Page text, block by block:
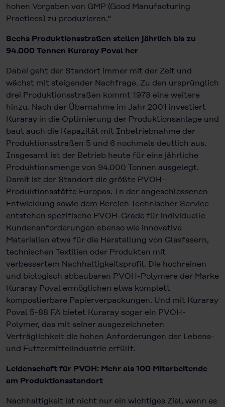
hohen Vorgaben von GMP (Good Manufacturing
Practices) zu produzieren.“
Sechs Produktionsstraßen stellen jährlich bis zu
94.000 Tonnen Kuraray Poval her
Dabei geht der Standort immer mit der Zeit und
wächst mit steigender Nach­frage. Zu den ursprünglich
drei Produktionsstraßen kommt 1978 eine weitere
hinzu. Nach der Übernahme im Jahr 2001 investiert
Kuraray in die Optimierung der Produktionsanlage und
baut auch die Kapazität mit Inbetriebnahme der
Produktionsstraßen 5 und 6 nochmals deutlich aus.
Insgesamt ist der Betrieb heute für eine jährliche
Produktionsmenge von 94.000 Tonnen ausgelegt.
Damit ist der Standort die größte PVOH-
Produktionsstätte Europas. In der angeschlos­senen
Entwicklung sowie dem Bereich Technischer Service
entstehen spezifische PVOH-Grade für individuelle
Kundenanforderungen ebenso wie innovative
Materialien etwa für die Herstellung von Glasfasern,
technischen Textilien oder Produkten mit
verbessertem Nachhaltigkeitsprofil. Die hochreinen
und biologisch abbau­baren PVOH-Polymere der Marke
Kuraray Poval ermöglichen etwa komplett
kompostierbare Papierverpackungen. Und mit Kuraray
Poval 5-88 FA bietet Kuraray sogar ein PVOH-
Polymer, das mit seiner ausgezeichneten
Verträglichkeit die hohen Anforderungen der Lebens-
und Futtermittelindustrie erfüllt.
Leidenschaft für PVOH: Mehr als 100 Mitarbeitende
am Produktionsstandort
Nachhaltigkeit ist nicht nur ein wichtiges Ziel, wenn es